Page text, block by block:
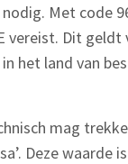
Met code
Dit geldt
het land van
mag
Deze waarde